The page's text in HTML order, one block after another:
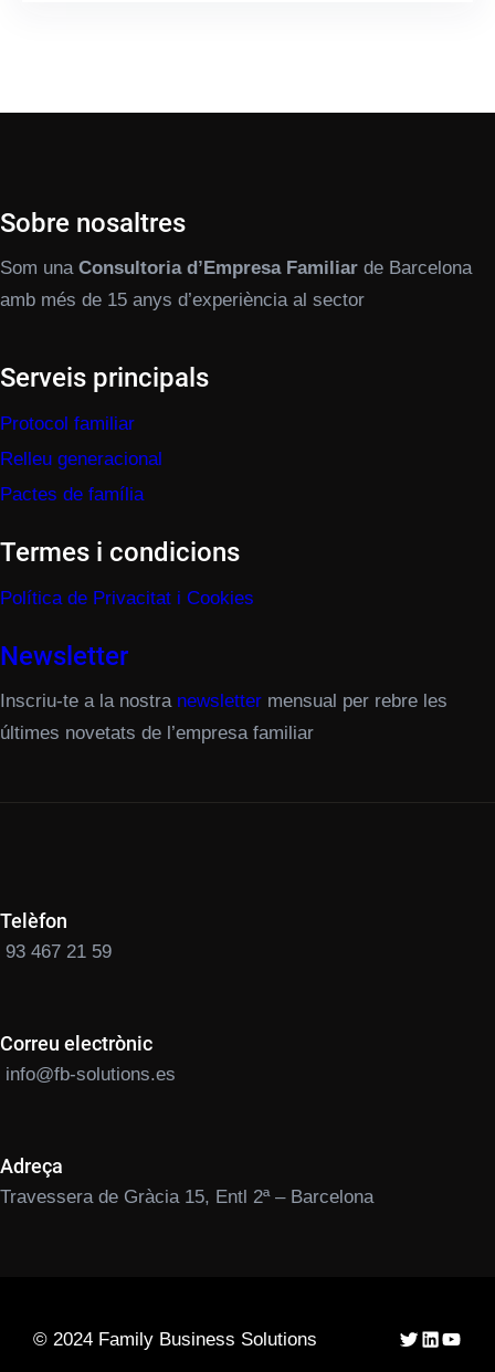
Sobre nosaltres
Som una Consultoria d’Empresa Familiar de Barcelona
amb més de 15 anys d’experiència al sector
Serveis principals
Protocol familiar
Relleu generacional
Pactes de família
Termes i condicions
Política de Privacitat i Cookies
Newsletter
Inscriu-te a la nostra newsletter mensual per rebre les
últimes novetats de l’empresa familiar
Telèfon
93 467 21 59
Correu electrònic
info@fb-solutions.es
Adreça
Travessera de Gràcia 15, Entl 2ª – Barcelona
© 2024 Family Business Solutions Twitter
LinkedIn